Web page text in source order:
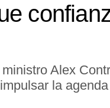
Alex
la